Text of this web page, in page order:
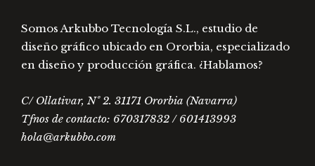
Somos Arkubbo Tecnología S.L., estudio de
diseño gráfico ubicado en Ororbia, especializado
en diseño y producción gráfica. ¿Hablamos?
C/ Ollativar, Nº 2. 31171 Ororbia (Navarra)
Tfnos de contacto: 670317832 / 601413993
hola@arkubbo.com